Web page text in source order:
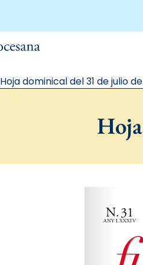
Hoja dominical del 31 de julio